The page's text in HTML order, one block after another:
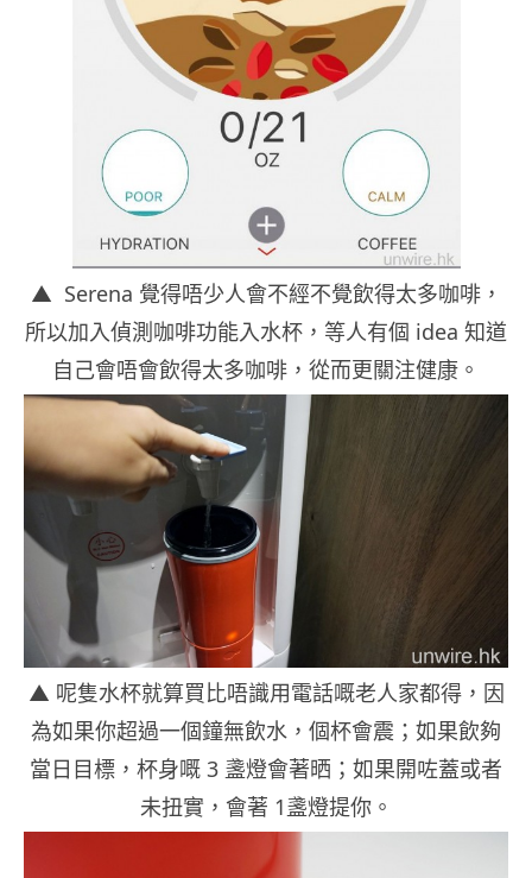
▲ Serena 覺得唔少人會不經不覺飲得太多咖啡，
所以加入偵測咖啡功能入水杯，等人有個 idea 知道
自己會唔會飲得太多咖啡，從而更關注健康。
▲ 呢隻水杯就算買比唔識用電話嘅老人家都得，因
為如果你超過一個鐘無飲水，個杯會震；如果飲夠
當日目標，杯身嘅 3 盞燈會著晒；如果開咗蓋或者
未扭實，會著 1盞燈提你。